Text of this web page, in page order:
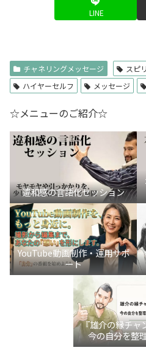
LINE
チャネリングメッセージ スピ
ハイヤーセルフ
メッセージ
☆メニューのご紹介☆
違和感の言語化セッション
YouTube動画制作・運用サポ
ート
『雄介の縁チャ
今の自分を整
き”言語化